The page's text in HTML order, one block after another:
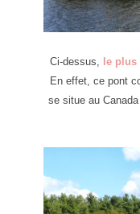
Ci-dessus, le plus
En effet, ce pont
se situe au